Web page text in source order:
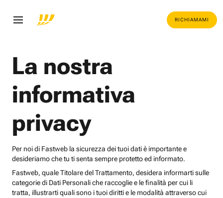
RICHIAMAMI
La nostra
informativa
privacy
Per noi di Fastweb la sicurezza dei tuoi dati è importante e
desideriamo che tu ti senta sempre protetto ed informato.
Fastweb, quale Titolare del Trattamento, desidera informarti sulle
categorie di Dati Personali che raccoglie e le finalità per cui li
tratta, illustrarti quali sono i tuoi diritti e le modalità attraverso cui